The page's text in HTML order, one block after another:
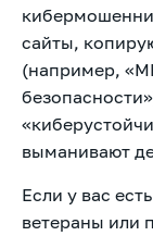
сайты,
(например,
выманивают
Если у вас
ветераны или